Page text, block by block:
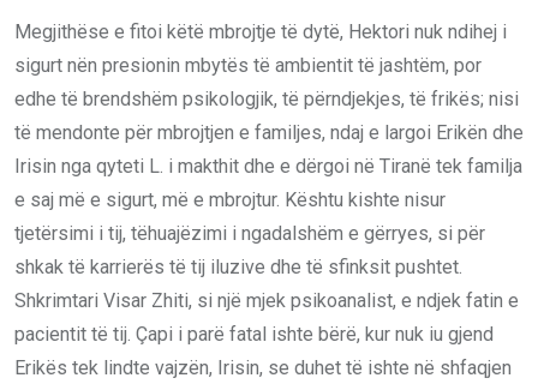
Megjithëse e fitoi këtë mbrojtje të dytë, Hektori nuk ndihej i
sigurt nën presionin mbytës të ambientit të jashtëm, por
edhe të brendshëm psikologjik, të përndjekjes, të frikës; nisi
të mendonte për mbrojtjen e familjes, ndaj e largoi Erikën dhe
Irisin nga qyteti L. i makthit dhe e dërgoi në Tiranë tek familja
e saj më e sigurt, më e mbrojtur. Kështu kishte nisur
tjetërsimi i tij, tëhuajëzimi i ngadalshëm e gërryes, si për
shkak të karrierës të tij iluzive dhe të sfinksit pushtet.
Shkrimtari Visar Zhiti, si një mjek psikoanalist, e ndjek fatin e
pacientit të tij. Çapi i parë fatal ishte bërë, kur nuk iu gjend
Erikës tek lindte vajzën, Irisin, se duhet të ishte në shfaqjen